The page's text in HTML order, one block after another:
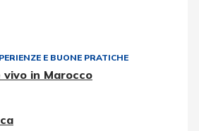
E BUONE PRATICHE
vivo in Marocco